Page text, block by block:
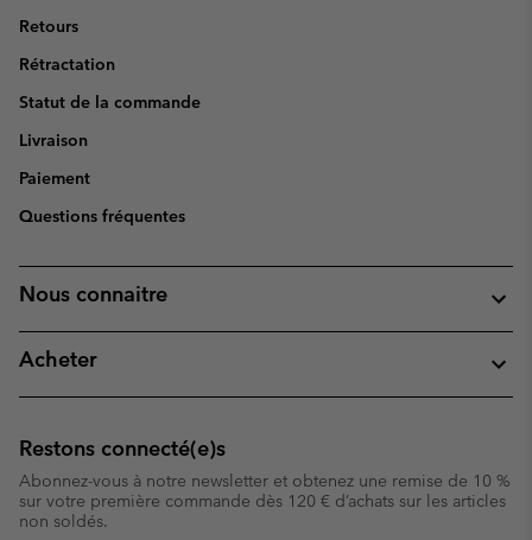
Retours
Rétractation
Statut de la commande
Livraison
Paiement
Questions fréquentes
Nous connaitre
Acheter
Restons connecté(e)s
Abonnez-vous à notre newsletter et obtenez une remise de 10 %
sur votre première commande dès 120 € d’achats sur les articles
non soldés.